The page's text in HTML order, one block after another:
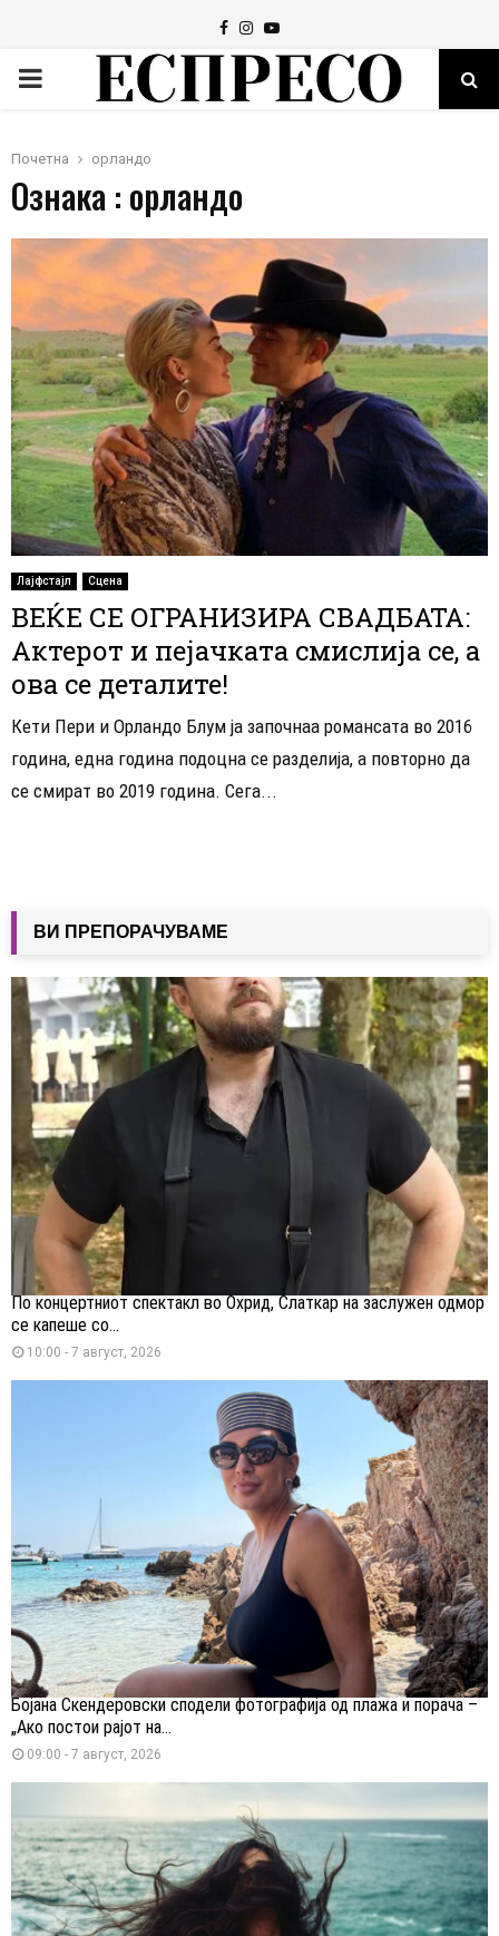
Facebook
Instagram
Youtube
PRIMARY
Почетна орландо
Ознака : орландо
Лајфстајл Сцена
ВЕЌЕ СЕ ОГРАНИЗИРА СВАДБАТА:
Актерот и пејачката смислија се, а
ова се деталите!
Кети Пери и Орландо Блум ја започнаа романсата во 2016
година, една година подоцна се разделија, а повторно да
се смират во 2019 година. Сега...
ВИ ПРЕПОРАЧУВАМЕ
По концертниот спектакл во Охрид, Слаткар на заслужен одмор
се капеше со...
10:00 - 7 август, 2026
Бојана Скендеровски сподели фотографија од плажа и порача –
„Ако постои рајот на...
09:00 - 7 август, 2026